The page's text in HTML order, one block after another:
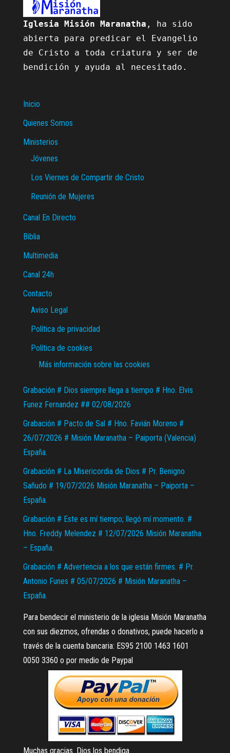
Iglesia Misión Maranatha , ha sido
abierta para predicar el Evangelio
de Cristo a toda criatura y ser de
bendición y ayuda al necesitado.
Inicio
Quienes Somos
Ministerios
Jóvenes
Los Viernes de Compartir de Cristo
Reunión de Mujeres
Canal En Directo
Biblia
Multimedia
Canal 24h
Contacto
Aviso Legal
Política de privacidad
Política de cookies
Más información sobre las cookies
Grabación # Dios siempre llega a tiempo # Hno. Elvis
Funez Fernandez ## 02/08/2026
Grabación # Pacto de Sal # Hno. Favián Moreno #
26/07/2026 # Misión Maranatha – Paiporta (Valencia)
España.
Grabación # La Misericordia de Dios # Pr. Benigno
Sañudo # 19/07/2026 Misión Maranatha – Paiporta –
España.
Grabación # Este es mí tiempo; llegó mí momento. #
Hno. Freddy Melendez # 12/07/2026 Misión Maranatha
– España.
Grabación # Advertencia a los que están firmes. # Pr.
Antonio Funes # 05/07/2026 # Misión Maranatha –
España.
Para bendecir el ministerio de la iglesia Misión Maranatha
con sus diezmos, ofrendas o donativos, puede hacerlo a
través de la cuenta bancaria: ES95 2100 1463 1601
0050 3360 o por medio de Paypal
Muchas gracias. Dios los bendiga.